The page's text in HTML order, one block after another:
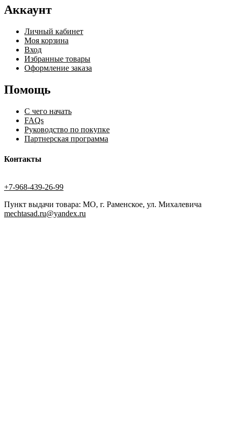
Аккаунт
Личный кабинет
Моя корзина
Вход
Избранные товары
Оформление заказа
Помощь
С чего начать
FAQs
Руководство по покупке
Партнерская программа
Контакты
+7-968-439-26-99
Пункт выдачи товара: МО, г. Раменское, ул. Михалевича
mechtasad.ru@yandex.ru